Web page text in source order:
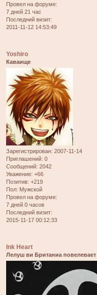
Провел на форуме:
7 дней 21 час
Последний визит:
2011-11-12 14:53:49
Yoshiro
Каваище
Зарегистрирован: 2007-11-14
Приглашений: 0
Сообщений: 2042
Уважение: +66
Позитив: +219
Пол: Мужской
Провел на форуме:
7 дней 0 часов
Последний визит:
2015-11-17 00:12:33
Ink Heart
Лелуш ви Британиа повелевает